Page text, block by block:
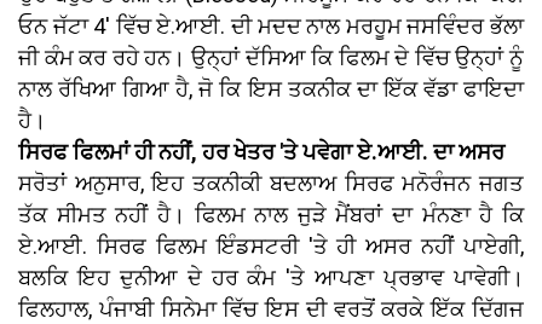
ਓਨ ਜੱਟਾ 4' ਵਿੱਚ ਏ.ਆਈ. ਦੀ ਮਦਦ ਨਾਲ ਮਰਹੂਮ ਜਸਵਿੰਦਰ ਭੱਲਾ
ਜੀ ਕੰਮ ਕਰ ਰਹੇ ਹਨ। ਉਨ੍ਹਾਂ ਦੱਸਿਆ ਕਿ ਫਿਲਮ ਦੇ ਵਿੱਚ ਉਨ੍ਹਾਂ ਨੂੰ
ਨਾਲ ਰੱਖਿਆ ਗਿਆ ਹੈ, ਜੋ ਕਿ ਇਸ ਤਕਨੀਕ ਦਾ ਇੱਕ ਵੱਡਾ ਫਾਇਦਾ
ਹੈ।
ਸਿਰਫ ਫਿਲਮਾਂ ਹੀ ਨਹੀਂ, ਹਰ ਖੇਤਰ 'ਤੇ ਪਵੇਗਾ ਏ.ਆਈ. ਦਾ ਅਸਰ
ਸਰੋਤਾਂ ਅਨੁਸਾਰ, ਇਹ ਤਕਨੀਕੀ ਬਦਲਾਅ ਸਿਰਫ ਮਨੋਰੰਜਨ ਜਗਤ
ਤੱਕ ਸੀਮਤ ਨਹੀਂ ਹੈ। ਫਿਲਮ ਨਾਲ ਜੁੜੇ ਮੈਂਬਰਾਂ ਦਾ ਮੰਨਣਾ ਹੈ ਕਿ
ਏ.ਆਈ. ਸਿਰਫ ਫਿਲਮ ਇੰਡਸਟਰੀ 'ਤੇ ਹੀ ਅਸਰ ਨਹੀਂ ਪਾਏਗੀ,
ਬਲਕਿ ਇਹ ਦੁਨੀਆ ਦੇ ਹਰ ਕੰਮ 'ਤੇ ਆਪਣਾ ਪ੍ਰਭਾਵ ਪਾਵੇਗੀ।
ਫਿਲਹਾਲ, ਪੰਜਾਬੀ ਸਿਨੇਮਾ ਵਿੱਚ ਇਸ ਦੀ ਵਰਤੋਂ ਕਰਕੇ ਇੱਕ ਦਿੱਗਜ